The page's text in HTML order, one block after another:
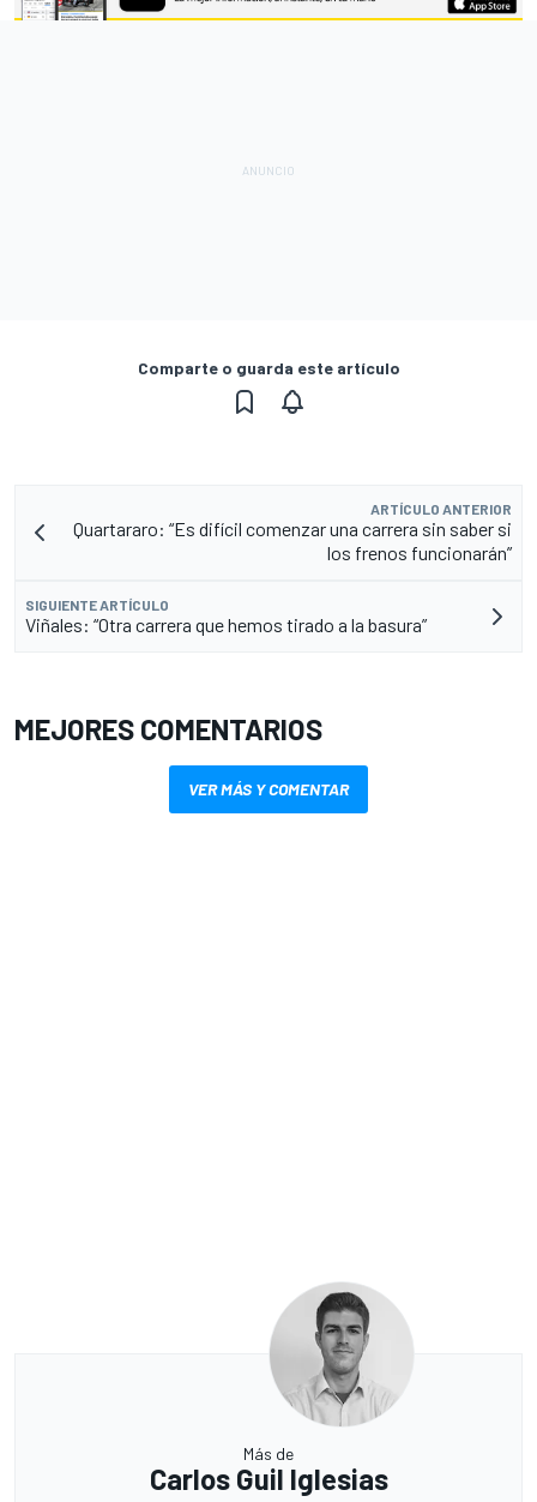
Comparte o guarda este artículo
ARTÍCULO ANTERIOR
Quartararo: “Es difícil comenzar una carrera sin saber si
los frenos funcionarán”
SIGUIENTE ARTÍCULO
Viñales: “Otra carrera que hemos tirado a la basura”
MEJORES COMENTARIOS
VER MÁS Y COMENTAR
Más de
Carlos Guil Iglesias